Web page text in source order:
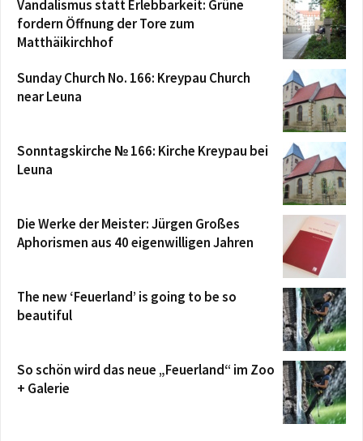
Vandalismus statt Erlebbarkeit: Grüne
fordern Öffnung der Tore zum
Matthäikirchhof
Sunday Church No. 166: Kreypau Church
near Leuna
Sonntagskirche № 166: Kirche Kreypau bei
Leuna
Die Werke der Meister: Jürgen Großes
Aphorismen aus 40 eigenwilligen Jahren
The new ‘Feuerland’ is going to be so
beautiful
So schön wird das neue „Feuerland“ im Zoo
+ Galerie